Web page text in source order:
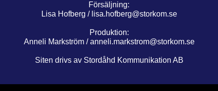
Försäljning:
Lisa Hofberg / lisa.hofberg@storkom.se
Produktion:
Anneli Markström /anneli.markstrom@storkom.se
Siten drivs av Stordåhd Kommunikation AB